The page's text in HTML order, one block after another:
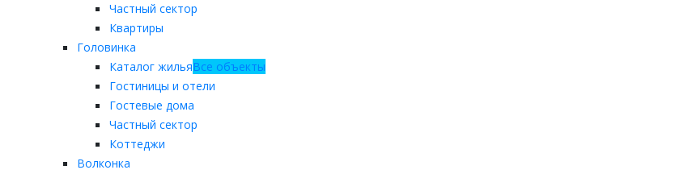
Частный сектор
Квартиры
Головинка
Каталог жильяВсе объекты
Гостиницы и отели
Гостевые дома
Частный сектор
Коттеджи
Волконка